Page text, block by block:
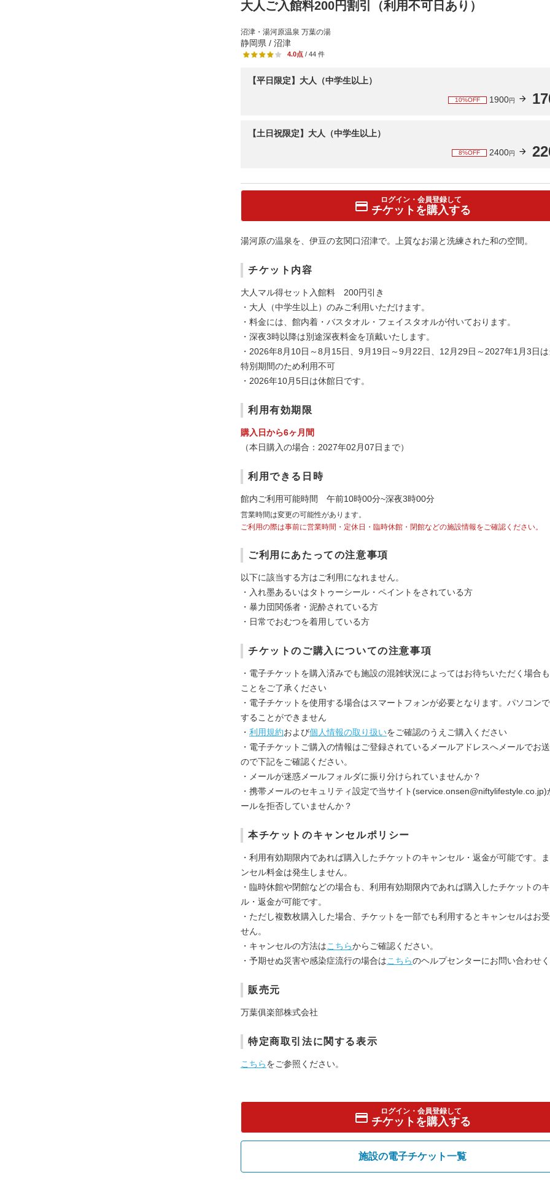
大人ご入館料200円割引（利用不可日あり）
沼津・湯河原温泉 万葉の湯
静岡県 / 沼津
4.0点/ 44 件
【平日限定】大人（中学生以上）
10%OFF 1900円
【土日祝限定】大人（中学生以上）
8%OFF 2400円
ログイン・会員登録して
チケットを購入する
湯河原の温泉を、伊豆の玄関口沼津で。上質なお湯と洗練された和の空間。
チケット内容
大人マル得セット入館料　200円引き
・大人（中学生以上）のみご利用いただけます。
・料金には、館内着・バスタオル・フェイスタオルが付いております。
・深夜3時以降は別途深夜料金を頂戴いたします。
・2026年8月10日～8月15日、9月19日～9月22日、12月29日～2027年1月3日
特別期間のため利用不可
・2026年10月5日は休館日です。
利用有効期限
購入日から6ヶ月間
（本日購入の場合：2027年02月07日まで）
利用できる日時
館内ご利用可能時間　午前10時00分~深夜3時00分
営業時間は変更の可能性があります。
ご利用の際は事前に営業時間・定休日・臨時休館・閉館などの施設情報をご確認ください。
ご利用にあたっての注意事項
以下に該当する方はご利用になれません。
・入れ墨あるいはタトゥーシール・ペイントをされている方
・暴力団関係者・泥酔されている方
・日常でおむつを着用している方
チケットのご購入についての注意事項
・電子チケットを購入済みでも施設の混雑状況によってはお待ちいただく場合
ことをご了承ください
・電子チケットを使用する場合はスマートフォンが必要となります。パソコン
することができません
・ 利用規約および個人情報の取り扱いをご確認のうえご購入ください
・電子チケットご購入の情報はご登録されているメールアドレスへメールでお
ので下記をご確認ください。
・メールが迷惑メールフォルダに振り分けられていませんか？
・携帯メールのセキュリティ設定で当サイト(service.onsen@niftylifestyle.co.jp)
ールを拒否していませんか？
本チケットのキャンセルポリシー
・利用有効期限内であれば購入したチケットのキャンセル・返金が可能です。
ンセル料金は発生しません。
・臨時休館や閉館などの場合も、利用有効期限内であれば購入したチケットの
ル・返金が可能です。
・ただし複数枚購入した場合、チケットを一部でも利用するとキャンセルはお
せん。
・キャンセルの方法はこちらからご確認ください。
・予期せぬ災害や感染症流行の場合はこちらのヘルプセンターにお問い合わせ
販売元
万葉俱楽部株式会社
特定商取引法に関する表示
こちらをご参照ください。
ログイン・会員登録して
チケットを購入する
施設の電子チケット一覧